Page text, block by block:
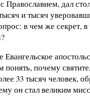
Православием, дал
и тысяч
в чем же секрет,
понять, почему
33 тысяч человек,
он стал великим